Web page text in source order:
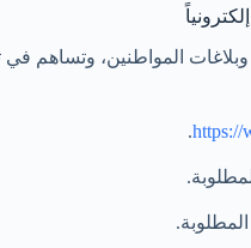
المواطنين، وتساهم
https://
.